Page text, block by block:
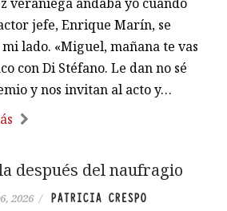
jefe, Enrique Marín, se
mi lado. «Miguel, mañana te vas
con Di Stéfano. Le dan no sé
y nos invitan al acto y…
después del naufragio
2026 / PATRICIA CRESPO